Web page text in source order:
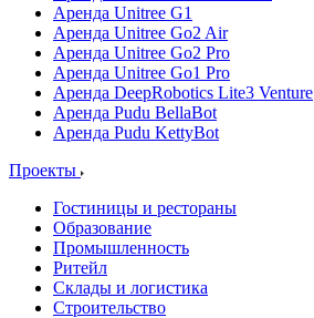
Аренда Unitree G1
Аренда Unitree Go2 Air
Аренда Unitree Go2 Pro
Аренда Unitree Go1 Pro
Аренда DeepRobotics Lite3 Venture
Аренда Pudu BellaBot
Аренда Pudu KettyBot
Проекты
Гостиницы и рестораны
Образование
Промышленность
Ритейл
Склады и логистика
Строительство